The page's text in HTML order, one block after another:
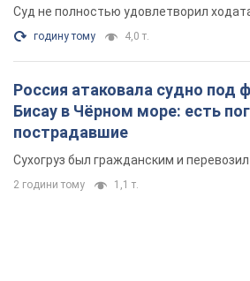
Суд не полностью удовлетворил
годину тому 4,0 т.
Россия атаковала судно под
Бисау в Чёрном море: есть
пострадавшие
Сухогруз был гражданским и
2 години тому 1,1 т.